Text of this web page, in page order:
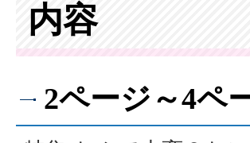
内容
2ページ～4ペ